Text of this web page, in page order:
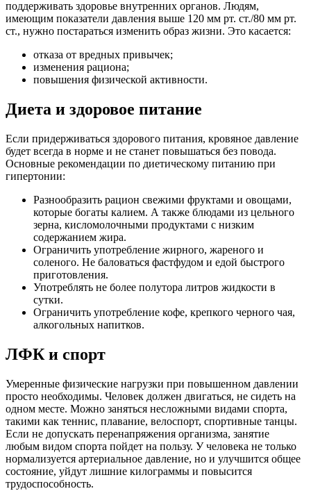
поддерживать здоровье внутренних органов. Людям,
имеющим показатели давления выше 120 мм рт. ст./80 мм рт.
ст., нужно постараться изменить образ жизни. Это касается:
отказа от вредных привычек;
изменения рациона;
повышения физической активности.
Диета и здоровое питание
Если придерживаться здорового питания, кровяное давление
будет всегда в норме и не станет повышаться без повода.
Основные рекомендации по диетическому питанию при
гипертонии:
Разнообразить рацион свежими фруктами и овощами,
которые богаты калием. А также блюдами из цельного
зерна, кисломолочными продуктами с низким
содержанием жира.
Ограничить употребление жирного, жареного и
соленого. Не баловаться фастфудом и едой быстрого
приготовления.
Употреблять не более полутора литров жидкости в
сутки.
Ограничить употребление кофе, крепкого черного чая,
алкогольных напитков.
ЛФК и спорт
Умеренные физические нагрузки при повышенном давлении
просто необходимы. Человек должен двигаться, не сидеть на
одном месте. Можно заняться несложными видами спорта,
такими как теннис, плавание, велоспорт, спортивные танцы.
Если не допускать перенапряжения организма, занятие
любым видом спорта пойдет на пользу. У человека не только
нормализуется артериальное давление, но и улучшится общее
состояние, уйдут лишние килограммы и повысится
трудоспособность.